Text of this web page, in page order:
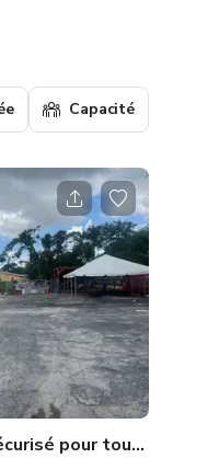
Capacité
pour tous les